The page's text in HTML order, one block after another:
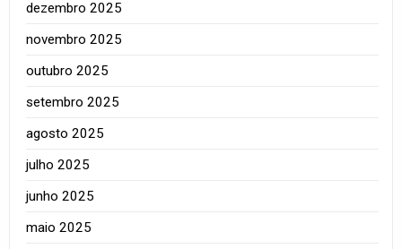
dezembro 2025
novembro 2025
outubro 2025
setembro 2025
agosto 2025
julho 2025
junho 2025
maio 2025